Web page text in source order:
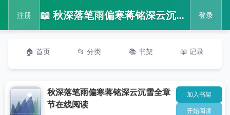
注册 📖 秋深落笔雨偏寒蒋铭深云沉雪全章节在线阅读 登录
🏠 首页 📂 分类 📚 书架 📖 记录
秋深落笔雨偏寒蒋铭深云沉雪全章
节在线阅读
加入书架
开始阅读